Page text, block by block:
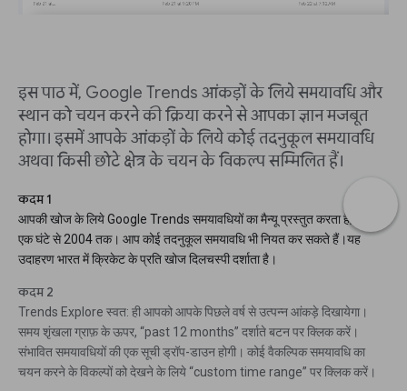
इस पाठ में, Google Trends आंकड़ों के लिये समयावधि और
स्थान को चयन करने की क्रिया करने से आपका ज्ञान मजबूत
होगा। इसमें आपके आंकड़ों के लिये कोई तदनुकूल समयावधि
अथवा किसी छोटे क्षेत्र के चयन के विकल्प सम्मिलित हैं।
कदम 1
आपकी खोज के लिये Google Trends समयावधियों का मैन्यू प्रस्तुत करता है; पिछले
एक घंटे से 2004 तक। आप कोई तदनुकूल समयावधि भी नियत कर सकते हैं।यह
उदाहरण भारत में क्रिकेट के प्रति खोज दिलचस्पी दर्शाता है।
कदम 2
Trends Explore स्वत: ही आपको आपके पिछले वर्ष से उत्पन्न आंकड़े दिखायेगा।
समय शृंखला ग्राफ़ के ऊपर, “past 12 months” दर्शाते बटन पर क्लिक करें।
संभावित समयावधियों की एक सूची ड्रॉप-डाउन होगी। कोई वैकल्पिक समयावधि का
चयन करने के विकल्पों को देखने के लिये “custom time range” पर क्लिक करें।